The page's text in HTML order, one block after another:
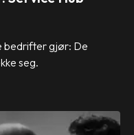
bedrifter gjør: De
seg.